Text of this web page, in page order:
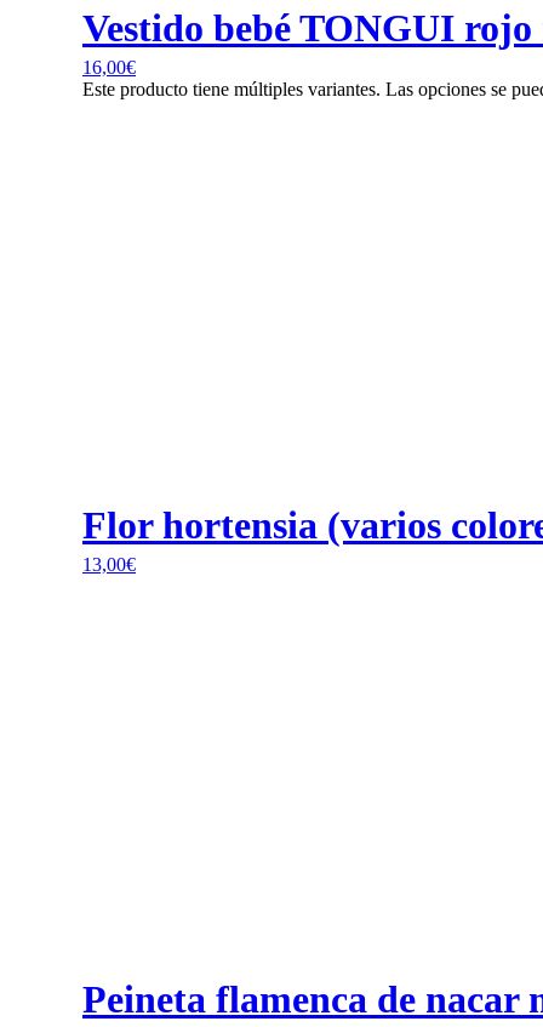
Vestido bebé TONGUI rojo
16,00€
Este producto tiene múltiples variantes. Las opciones se
Flor hortensia (varios
13,00€
Peineta flamenca de nacar